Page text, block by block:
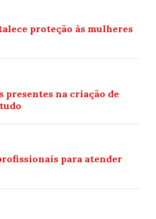
proteção às mulheres
presentes na criação de
para atender